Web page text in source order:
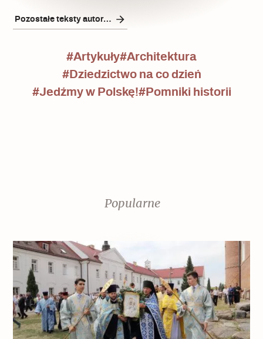
Pozostałe teksty autora/ki
#Artykuły#Architektura
#Dziedzictwo na co dzień
#Jedźmy w Polskę!#Pomniki historii
Popularne